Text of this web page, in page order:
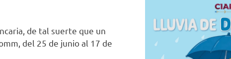
de tal suerte que un
del 25 de junio al 17 de